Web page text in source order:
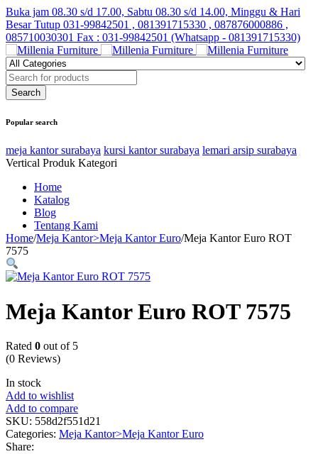
Buka jam 08.30 s/d 17.00, Sabtu 08.30 s/d 14.00, Minggu & Hari
Besar Tutup 031-99842501 , 081391715330 , 087876000886 ,
085710030301 Fax : 031-99842501 (Whatsapp - 081391715330)
Popular search
meja kantor surabaya kursi kantor surabaya lemari arsip surabaya
Vertical Produk Kategori
Home
Katalog
Blog
Tentang Kami
Home/Meja Kantor>Meja Kantor Euro/Meja Kantor Euro ROT
7575
Meja Kantor Euro ROT 7575
Rated 0 out of 5
(0 Reviews)
In stock
Add to wishlist
Add to compare
SKU: 558d2f551d21
Categories: Meja Kantor>Meja Kantor Euro
Share: